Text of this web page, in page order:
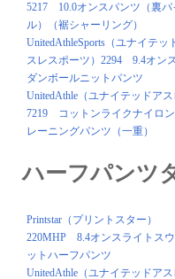
5217 10.0オンスパンツ（裏パ
ル）（裾シャーリング）
UnitedAthleSports（ユナイテッ
スレスポーツ）2294 9.4オン
ダンボールニットパンツ
UnitedAthle（ユナイテッドアス
7219 コットンライクナイロン
レーニングパンツ（一重）
ハーフパンツ
Printstar（プリントスター）
220MHP 8.4オンスライトス
ットハーフパンツ
UnitedAthle（ユナイテッドアス